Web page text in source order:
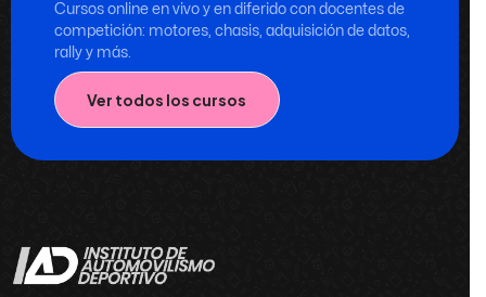
Cursos online en vivo y en diferido con docentes de
competición: motores, chasis, adquisición de datos,
rally y más.
Ver todos los cursos